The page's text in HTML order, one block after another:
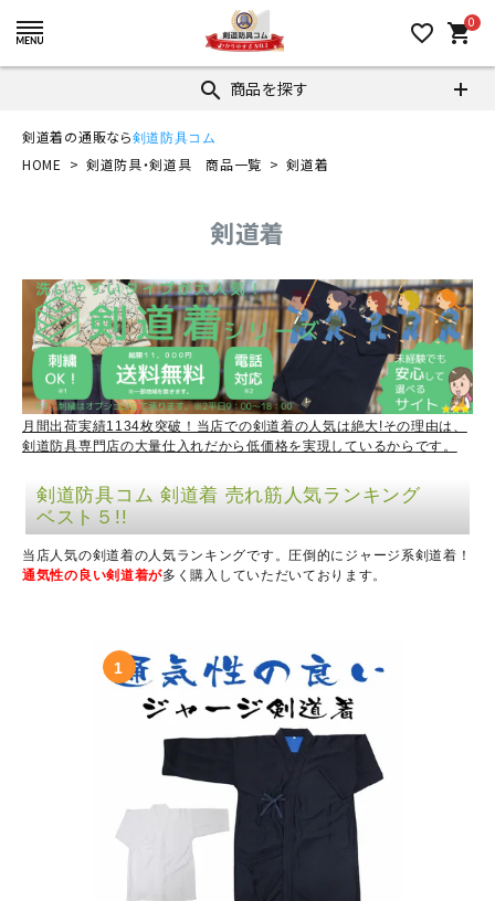
favorite_border 0
shopping_cart
search 商品を探す
剣道着の通販なら剣道防具コム
HOME 剣道防具・剣道具 商品一覧 剣道着
剣道着
月間出荷実績1134枚突破！当店での剣道着の人気は絶大!その理由は、
剣道防具専門店の大量仕入れだから低価格を実現しているからです。
剣道防具コム 剣道着 売れ筋人気ランキング
ベスト５!!
当店人気の剣道着の人気ランキングです。圧倒的にジャージ系剣道着！
通気性の良い剣道着が多く購入していただいております。